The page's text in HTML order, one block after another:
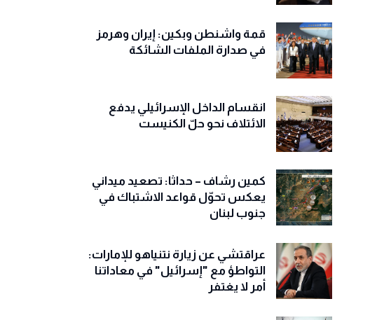
قمة واشنطن وبكين: إيران وهرمز
في صدارة الملفات الشائكة
انقسام الداخل الإسرائيلي يدفع
الائتلاف نحو حلّ الكنيست
كمين رشاف – حداثا: تصعيد ميداني
يعكس تحوّل قواعد الاشتباك في
جنوب لبنان
عراقتشي عن زيارة نتنياهو للإمارات:
التواطؤ مع "إسرائيل" في معاداتنا
أمر لا يغتفر